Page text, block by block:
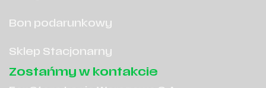
Bon podarunkowy
Sklep Stacjonarny
Zostańmy w kontakcie